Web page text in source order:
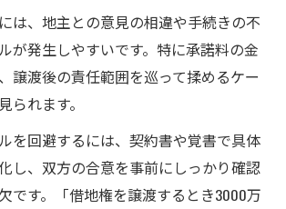
は、地主との意見の相違や手続きの不
が発生しやすいです。特に承諾料の金
譲渡後の責任範囲を巡って揉めるケー
られます。
を回避するには、契約書や覚書で具体
し、双方の合意を事前にしっかり確認
です。「借地権を譲渡するとき3000万